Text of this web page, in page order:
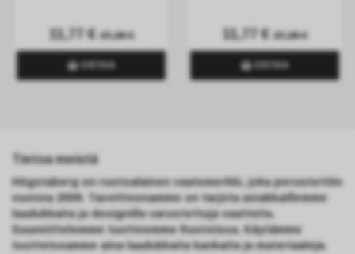
11,77 €27,28 €
OSTAA
11,77 €27,28 €
OSTAA
Tietoa meistä
Högstaberg on ruotsalainen vaatemerkki, joka perustettiin
vuonna 2009. Tavoitteenamme on tarjota asiakkaillemme
laadukkaita ja designilla varustettuja vaatteita.
Suunnittelemme tuotteemme Ruotsissa. Käytämme
tuotteissamme aina laadukkaita kankaita ja materiaaleja.